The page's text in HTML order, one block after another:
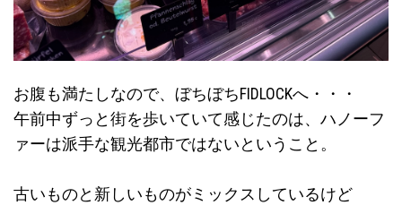
お腹も満たしなので、ぼちぼちFIDLOCKへ・・・
午前中ずっと街を歩いていて感じたのは、ハノーフ
ァーは派手な観光都市ではないということ。
古いものと新しいものがミックスしているけど